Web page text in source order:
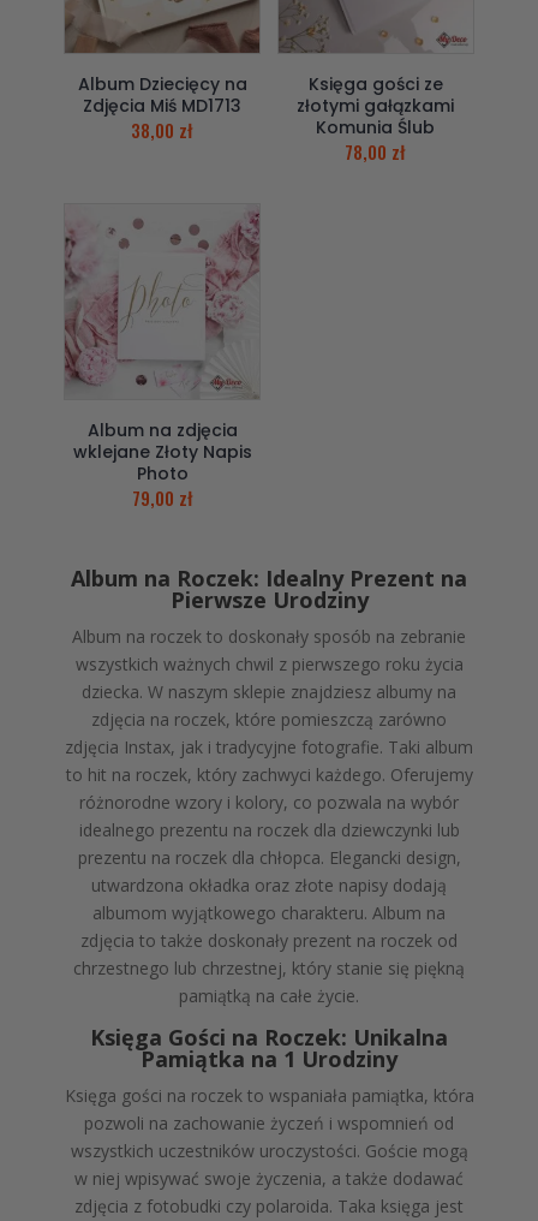
Album Dziecięcy na
Zdjęcia Miś MD1713
38,00 zł
Księga gości ze
złotymi gałązkami
Komunia Ślub
78,00 zł
Album na zdjęcia
wklejane Złoty Napis
Photo
79,00 zł
Album na Roczek: Idealny Prezent na
Pierwsze Urodziny
Album na roczek to doskonały sposób na zebranie
wszystkich ważnych chwil z pierwszego roku życia
dziecka. W naszym sklepie znajdziesz albumy na
zdjęcia na roczek, które pomieszczą zarówno
zdjęcia Instax, jak i tradycyjne fotografie. Taki album
to hit na roczek, który zachwyci każdego. Oferujemy
różnorodne wzory i kolory, co pozwala na wybór
idealnego prezentu na roczek dla dziewczynki lub
prezentu na roczek dla chłopca. Elegancki design,
utwardzona okładka oraz złote napisy dodają
albumom wyjątkowego charakteru. Album na
zdjęcia to także doskonały prezent na roczek od
chrzestnego lub chrzestnej, który stanie się piękną
pamiątką na całe życie.
Księga Gości na Roczek: Unikalna
Pamiątka na 1 Urodziny
Księga gości na roczek to wspaniała pamiątka, która
pozwoli na zachowanie życzeń i wspomnień od
wszystkich uczestników uroczystości. Goście mogą
w niej wpisywać swoje życzenia, a także dodawać
zdjęcia z fotobudki czy polaroida. Taka księga jest